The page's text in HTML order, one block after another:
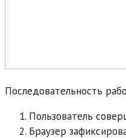
Последовательность
Пользователь
Браузер